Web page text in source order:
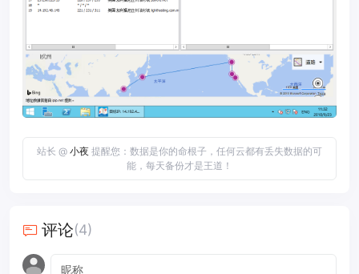
站长 @ 小夜 提醒您：数据是你的命根子，任何云都有丢失数据的可
能，每天备份才是王道！
评论(4)